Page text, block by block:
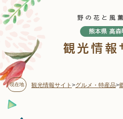
ー
ジ
頭
す
。 現在地 観光情報サイト >グルメ・特産品>